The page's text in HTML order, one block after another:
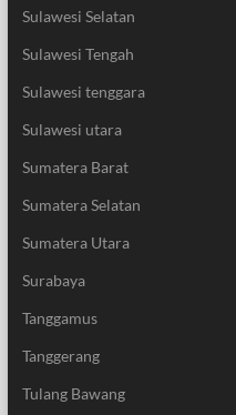
Sulawesi Selatan
Sulawesi Tengah
Sulawesi tenggara
Sulawesi utara
Sumatera Barat
Sumatera Selatan
Sumatera Utara
Surabaya
Tanggamus
Tanggerang
Tulang Bawang